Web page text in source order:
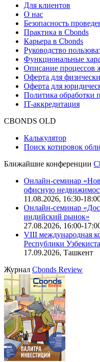
Для клиентов
О нас
Безопасность
Практика в Cbonds
Карьера в Cbonds
Руководство
Функциональные
Описание процессов
Оферта для
Оферта для
Политика обработки
IT-аккредитация
CBONDS OLD
Калькулятор
Поиск котировок
Ближайшие конференции
Онлайн-семинар
офисную
11.08.2026, 16:30-
Онлайн-семинар
индийский рынок»
27.08.2026, 16:00-
VIII международная
Республики
17.09.2026, Ташкент
Журнал Cbonds Review